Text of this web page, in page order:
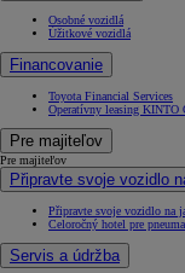
Osobné vozidlá
Úžitkové vozidlá
Financovanie
Toyota Financial Services
Operatívny leasing KINTO
Pre majiteľov
Pre majiteľov
Připravte svoje vozidlo
Připravte svoje vozidlo na
Celoročný hotel pre
Servis a údržba